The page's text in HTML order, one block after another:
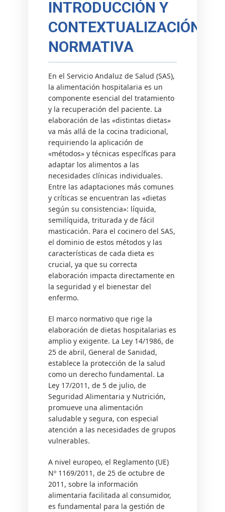
INTRODUCCIÓN Y
CONTEXTUALIZACIÓN
NORMATIVA
En el Servicio Andaluz de Salud (SAS),
la alimentación hospitalaria es un
componente esencial del tratamiento
y la recuperación del paciente. La
elaboración de las «distintas dietas»
va más allá de la cocina tradicional,
requiriendo la aplicación de
«métodos» y técnicas específicas para
adaptar los alimentos a las
necesidades clínicas individuales.
Entre las adaptaciones más comunes
y críticas se encuentran las «dietas
según su consistencia»: líquida,
semilíquida, triturada y de fácil
masticación. Para el cocinero del SAS,
el dominio de estos métodos y las
características de cada dieta es
crucial, ya que su correcta
elaboración impacta directamente en
la seguridad y el bienestar del
enfermo.
El marco normativo que rige la
elaboración de dietas hospitalarias es
amplio y exigente. La Ley 14/1986, de
25 de abril, General de Sanidad,
establece la protección de la salud
como un derecho fundamental. La
Ley 17/2011, de 5 de julio, de
Seguridad Alimentaria y Nutrición,
promueve una alimentación
saludable y segura, con especial
atención a las necesidades de grupos
vulnerables.
A nivel europeo, el Reglamento (UE)
Nº 1169/2011, de 25 de octubre de
2011, sobre la información
alimentaria facilitada al consumidor,
es fundamental para la gestión de